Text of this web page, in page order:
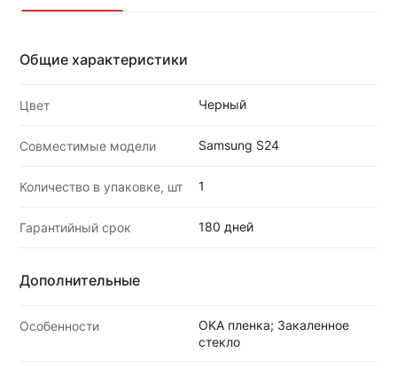
Общие характеристики
Цвет Черный
Совместимые модели Samsung S24
Количество в упаковке, шт 1
Гарантийный срок 180 дней
Дополнительные
Особенности
OKA пленка; Закаленное
стекло